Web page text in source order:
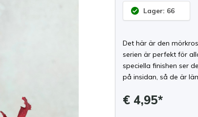
Lager: 66
Det här är den
serien är perfekt för
speciella finishen ser
på insidan, så de är
€ 4,95*